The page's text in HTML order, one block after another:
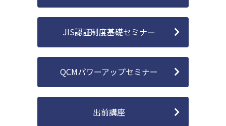
JIS認証制度基礎セミナー
QCMパワーアップセミナー
出前講座